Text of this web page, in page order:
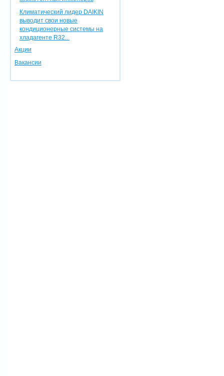
Климатический лидер DAIKIN
выводит свои новые
кондиционерные системы на
хладагенте R32...
Акции
Вакансии